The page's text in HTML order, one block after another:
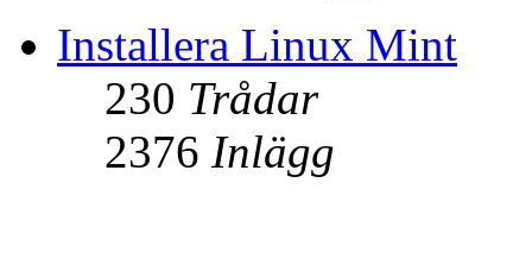
Installera Linux Mint
230 Trådar
2376 Inlägg